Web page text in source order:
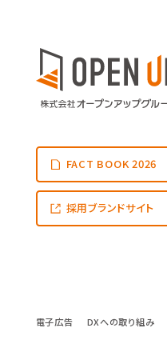
FACT BOOK 2026
採用ブランドサイト
電子広告 DXへの取り組み